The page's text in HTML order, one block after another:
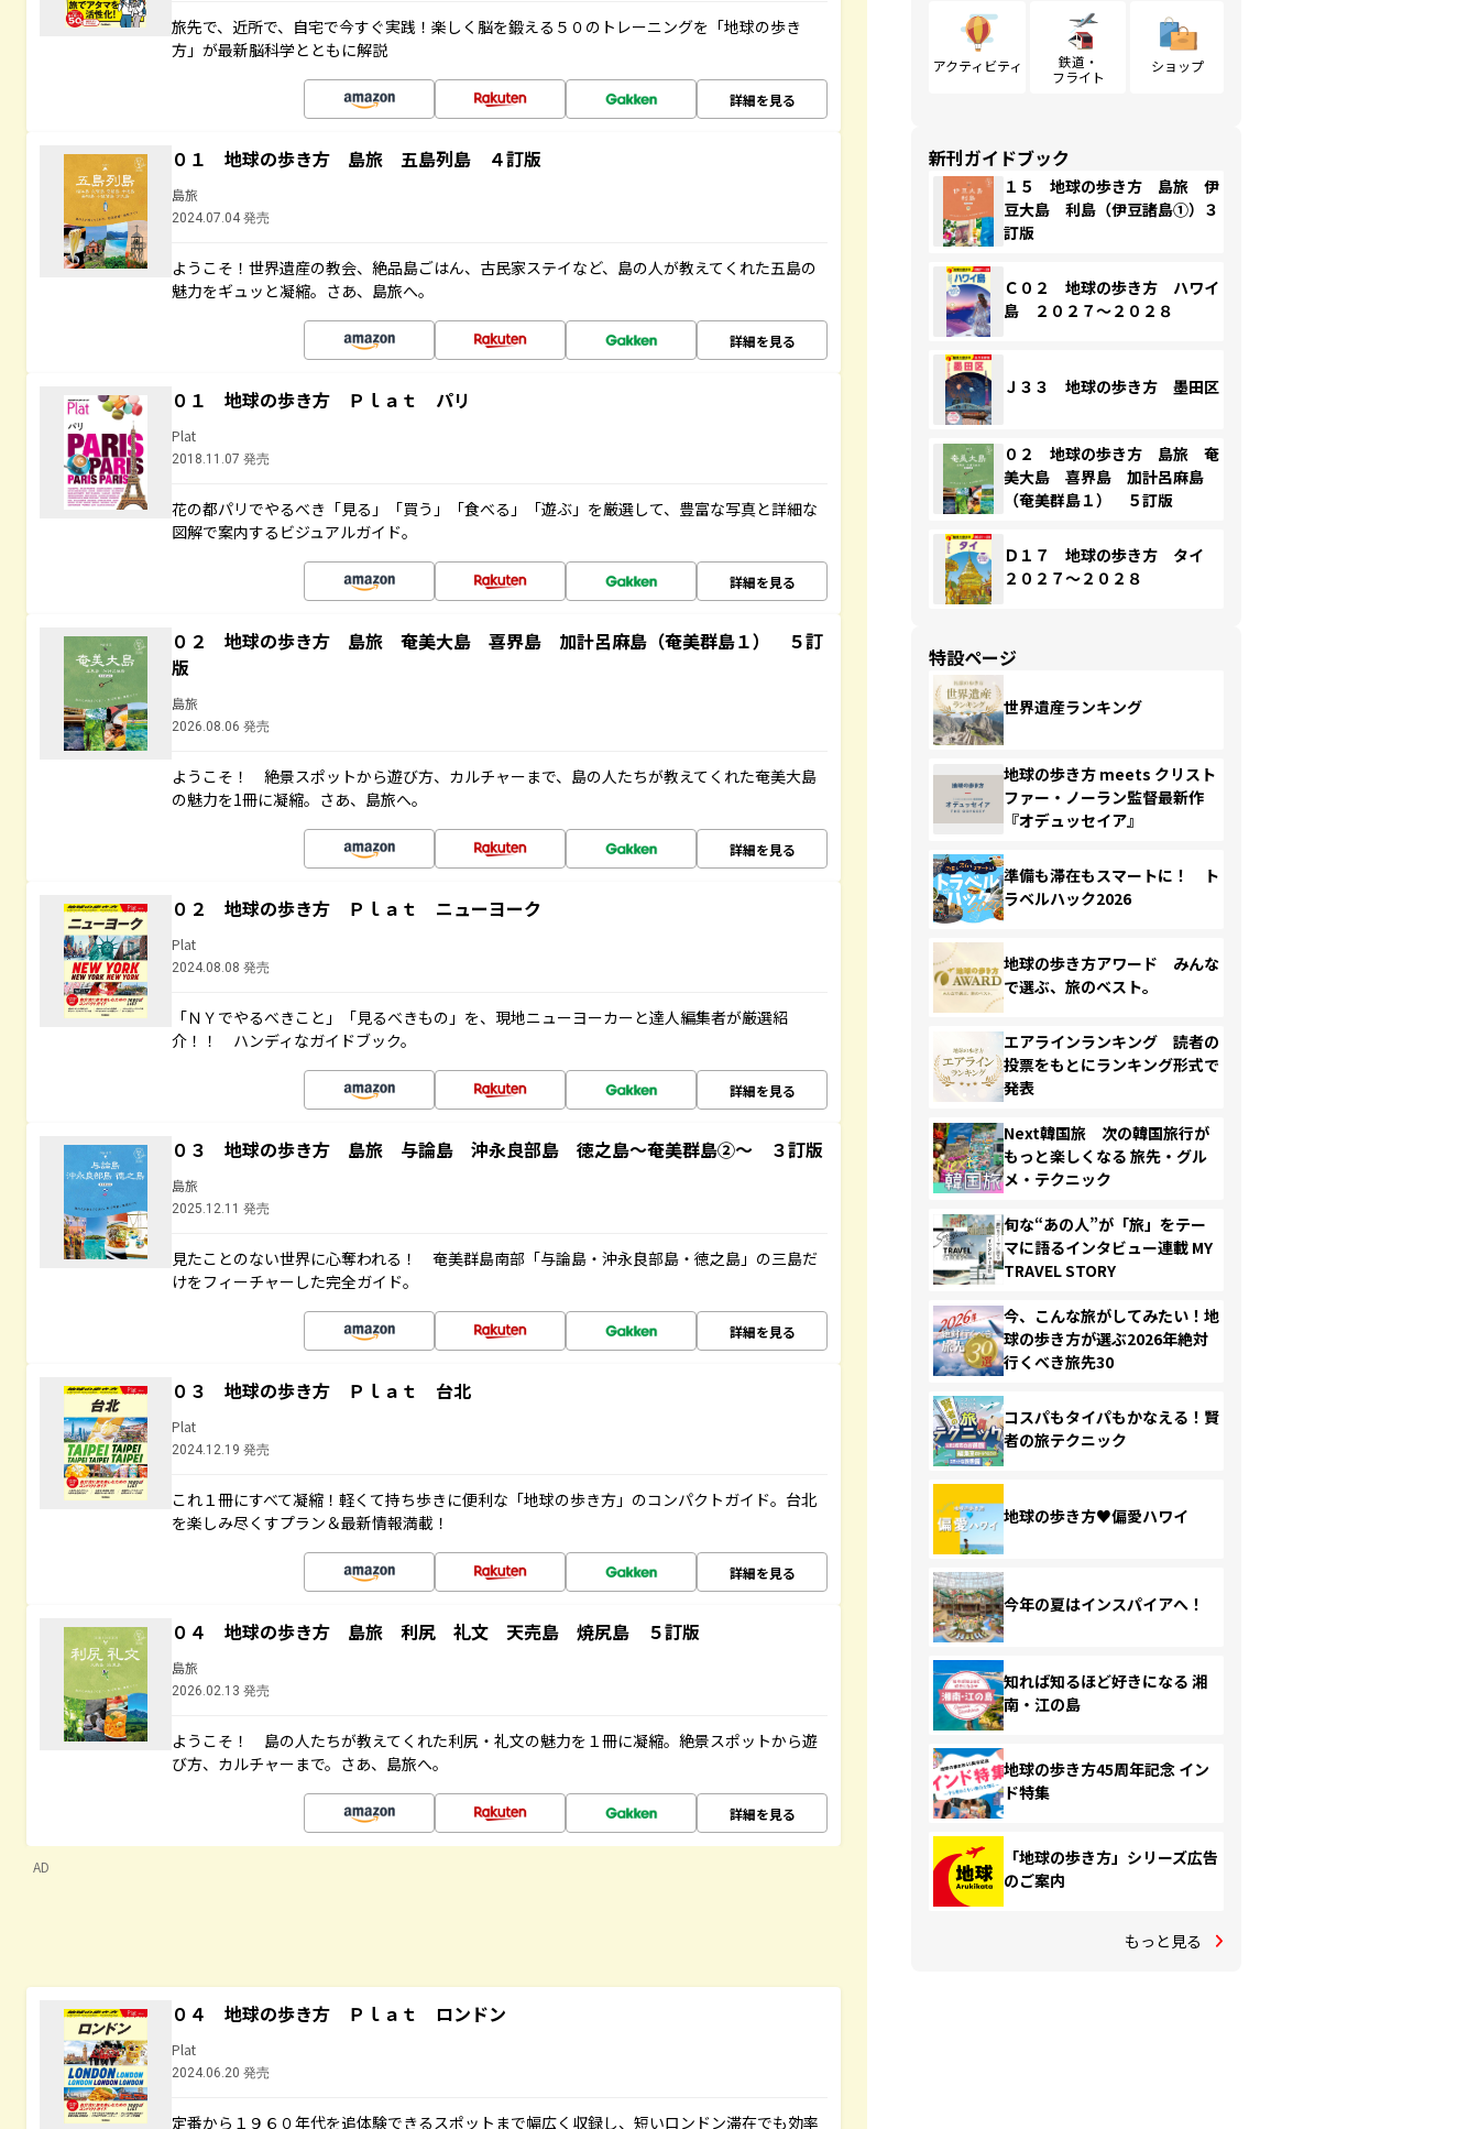
旅先で、近所で、自宅で今すぐ実践！楽しく脳を鍛える５０のトレーニングを「地球の歩き
方」が最新脳科学とともに解説
詳細を見る
０１ 地球の歩き方 島旅 五島列島 ４訂版
島旅
2024.07.04 発売
ようこそ！世界遺産の教会、絶品島ごはん、古民家ステイなど、島の人が教えてくれた五島の
魅力をギュッと凝縮。さあ、島旅へ。
詳細を見る
０１ 地球の歩き方 Ｐｌａｔ パリ
Plat
2018.11.07 発売
花の都パリでやるべき「見る」「買う」「食べる」「遊ぶ」を厳選して、豊富な写真と詳細な
図解で案内するビジュアルガイド。
詳細を見る
０２ 地球の歩き方 島旅 奄美大島 喜界島 加計呂麻島（奄美群島１） ５訂
版
島旅
2026.08.06 発売
ようこそ！ 絶景スポットから遊び方、カルチャーまで、島の人たちが教えてくれた奄美大島
の魅力を1冊に凝縮。さあ、島旅へ。
詳細を見る
０２ 地球の歩き方 Ｐｌａｔ ニューヨーク
Plat
2024.08.08 発売
「ＮＹでやるべきこと」「見るべきもの」を、現地ニューヨーカーと達人編集者が厳選紹
介！！ ハンディなガイドブック。
詳細を見る
０３ 地球の歩き方 島旅 与論島 沖永良部島 徳之島～奄美群島②～ ３訂版
島旅
2025.12.11 発売
見たことのない世界に心奪われる！ 奄美群島南部「与論島・沖永良部島・徳之島」の三島だ
けをフィーチャーした完全ガイド。
詳細を見る
０３ 地球の歩き方 Ｐｌａｔ 台北
Plat
2024.12.19 発売
これ１冊にすべて凝縮！軽くて持ち歩きに便利な「地球の歩き方」のコンパクトガイド。台北
を楽しみ尽くすプラン＆最新情報満載！
詳細を見る
０４ 地球の歩き方 島旅 利尻 礼文 天売島 焼尻島 ５訂版
島旅
2026.02.13 発売
ようこそ！ 島の人たちが教えてくれた利尻・礼文の魅力を１冊に凝縮。絶景スポットから遊
び方、カルチャーまで。さあ、島旅へ。
詳細を見る
AD
０４ 地球の歩き方 Ｐｌａｔ ロンドン
Plat
2024.06.20 発売
定番から１９６０年代を追体験できるスポットまで幅広く収録し、短いロンドン滞在でも効率
アクティビティ
鉄道・
フライト
ショップ
新刊ガイドブック
１５ 地球の歩き方 島旅 伊
豆大島 利島（伊豆諸島①）３
訂版
Ｃ０２ 地球の歩き方 ハワイ
島 ２０２７～２０２８
Ｊ３３ 地球の歩き方 墨田区
０２ 地球の歩き方 島旅 奄
美大島 喜界島 加計呂麻島
（奄美群島１） ５訂版
Ｄ１７ 地球の歩き方 タイ
２０２７～２０２８
特設ページ
世界遺産ランキング
地球の歩き方 meets クリスト
ファー・ノーラン監督最新作
『オデュッセイア』
準備も滞在もスマートに！ ト
ラベルハック2026
地球の歩き方アワード みんな
で選ぶ、旅のベスト。
エアラインランキング 読者の
投票をもとにランキング形式で
発表
Next韓国旅 次の韓国旅行が
もっと楽しくなる 旅先・グル
メ・テクニック
旬な“あの人”が「旅」をテー
マに語るインタビュー連載 MY
TRAVEL STORY
今、こんな旅がしてみたい！地
球の歩き方が選ぶ2026年絶対
行くべき旅先30
コスパもタイパもかなえる！賢
者の旅テクニック
地球の歩き方♥偏愛ハワイ
今年の夏はインスパイアへ！
知れば知るほど好きになる 湘
南・江の島
地球の歩き方45周年記念 イン
ド特集
「地球の歩き方」シリーズ広告
のご案内
もっと見る